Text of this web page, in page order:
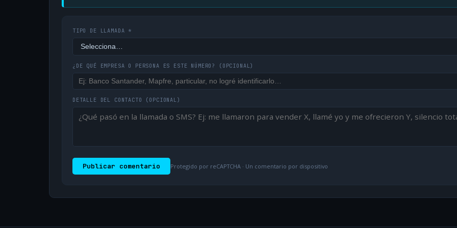
TIPO DE LLAMADA *
¿DE QUÉ EMPRESA O PERSONA ES ESTE NÚMERO? (OPCIONAL)
DETALLE DEL CONTACTO (OPCIONAL)
Publicar comentario Protegido por reCAPTCHA · Un comentario por dispositivo